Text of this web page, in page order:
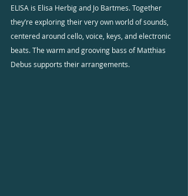
ELISA is Elisa Herbig and Jo Bartmes. Together
they’re exploring their very own world of sounds,
centered around cello, voice, keys, and electronic
beats. The warm and grooving bass of Matthias
Debus supports their arrangements.